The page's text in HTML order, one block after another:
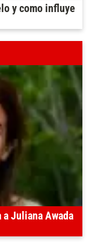
y como influye
Juliana Awada